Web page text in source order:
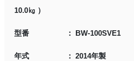
10.0㎏ ）
型番 ： BW-100SVE1
年式 ： 2014年製